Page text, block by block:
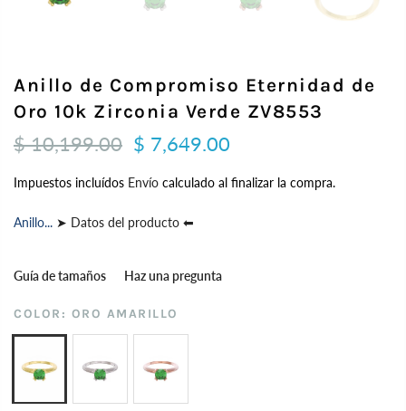
Anillo de Compromiso Eternidad de
Oro 10k Zirconia Verde ZV8553
$ 10,199.00 $ 7,649.00
Impuestos incluídos Envío calculado al finalizar la compra.
Anillo... ➤ Datos del producto ⬅
Guía de tamaños Haz una pregunta
COLOR: ORO AMARILLO